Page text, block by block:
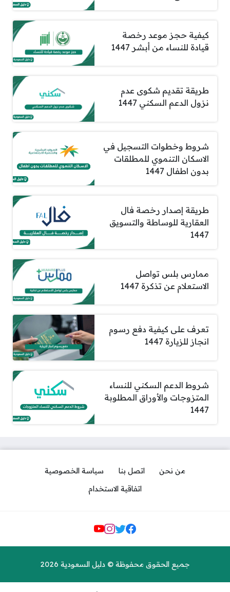
كيفية حجز موعد رخصة
قيادة للنساء من أبشر 1447
طريقة تقديم شكوى عدم
نزول الدعم السكني 1447
شروط وخطوات التسجيل في
الاسكان التنموي للمطلقات
بدون اطفال 1447
طريقة إصدار رخصة فال
العقارية للوساطة والتسويق
1447
ممارس بلس تواصل
الاستعلام عن تذكرة 1447
تعرف على كيفية دفع رسوم
انجاز للزيارة 1447
شروط الدعم السكني للنساء
المتزوجات والأوراق المطلوبة
1447
من نحن اتصل بنا
سياسة الخصوصية
اتفاقية الاستخدام
مواقع التواصل
جميع الحقوق محفوظة © دليل السعودية 2026